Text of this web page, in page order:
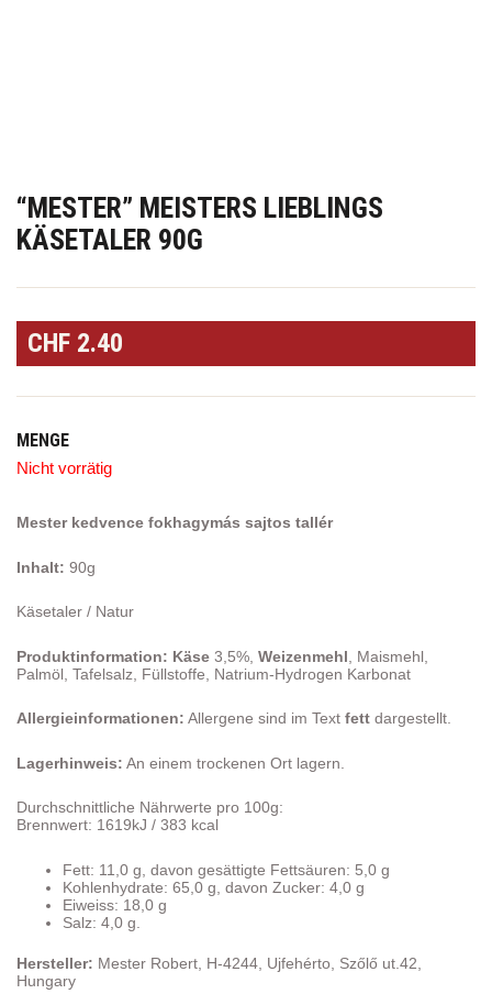
“MESTER” MEISTERS LIEBLINGS
KÄSETALER 90G
CHF 2.40
MENGE
Nicht vorrätig
Mester kedvence fokhagymás sajtos tallér
Inhalt: 90g
Käsetaler / Natur
Produktinformation: Käse 3,5%, Weizenmehl , Maismehl,
Palmöl, Tafelsalz, Füllstoffe, Natrium-Hydrogen Karbonat
Allergieinformationen: Allergene sind im Text fett dargestellt.
Lagerhinweis: An einem trockenen Ort lagern.
Durchschnittliche Nährwerte pro 100g:
Brennwert: 1619kJ / 383 kcal
Fett: 11,0 g, davon gesättigte Fettsäuren: 5,0 g
Kohlenhydrate: 65,0 g, davon Zucker: 4,0 g
Eiweiss: 18,0 g
Salz: 4,0 g.
Hersteller: Mester Robert, H-4244, Ujfehérto, Szőlő ut.42,
Hungary